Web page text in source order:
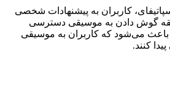
کاربران به پیشنهادات شخصی
گوش دادن به موسیقی دسترسی
باعث می‌شود که کاربران به موسیقی
کنند.